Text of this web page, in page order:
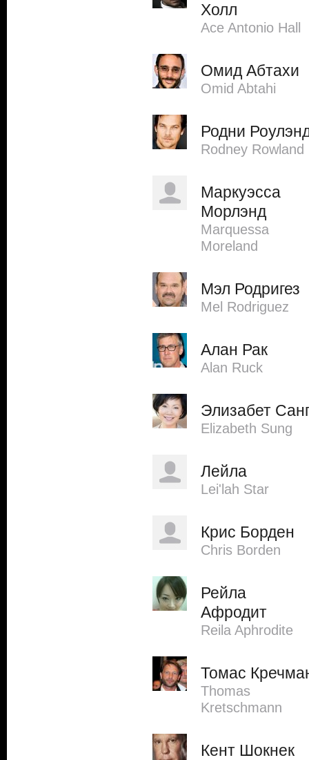
Холл
Ace Antonio Hall
Омид Абтахи
Omid Abtahi
Родни
Rodney Rowland
Маркуэсса
Морлэнд
Marquessa
Moreland
Мэл Родригез
Mel Rodriguez
Алан Рак
Alan Ruck
Элизабет
Elizabeth Sung
Лейла
Lei'lah Star
Крис Борден
Chris Borden
Рейла
Афродит
Reila Aphrodite
Томас
Thomas
Kretschmann
Кент Шокнек